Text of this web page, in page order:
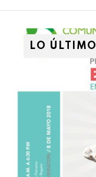
LO ÚLTIMO